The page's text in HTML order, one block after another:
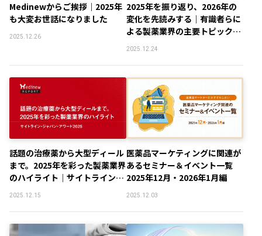
Medinewからご挨拶｜2025年
も大変お世話になりました
2025.12.26
2025年を振り返り、2026年の
変化を先読みする｜有識者らに
よる製薬業界の主要トピック総
まとめ
2025.12.24
話題の治療薬から大型ディール
まで。2025年を彩った製薬業界
のハイライト｜サイトライン・
ジャパン・アワード2025
2025.12.15
医薬品マーケティングに関連が
あるセミナー＆イベント一覧
2025年12月・2026年1月編
2025.12.03